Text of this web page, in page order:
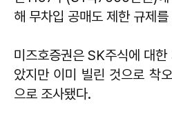
해 무차입 공매도 제한 규제
미즈호증권은 SK주식에 대
았지만 이미 빌린 것으로 착
으로 조사됐다.